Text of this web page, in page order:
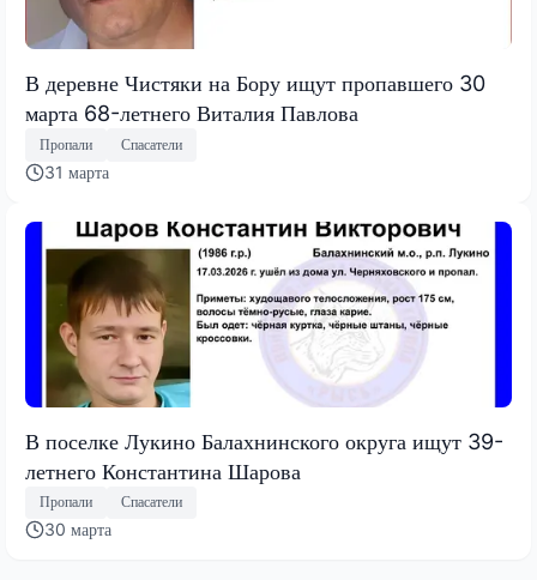
В деревне Чистяки на Бору ищут пропавшего 30
марта 68-летнего Виталия Павлова
Пропали Спасатели
31 марта
В поселке Лукино Балахнинского округа ищут 39-
летнего Константина Шарова
Пропали Спасатели
30 марта